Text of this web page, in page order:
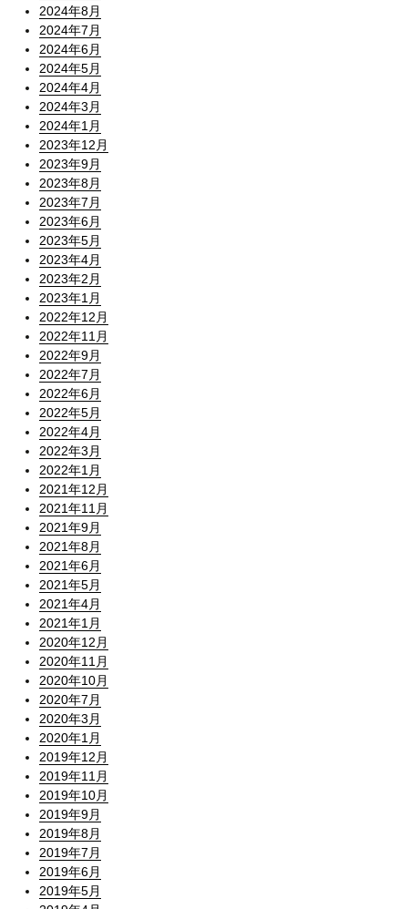
2024年8月
2024年7月
2024年6月
2024年5月
2024年4月
2024年3月
2024年1月
2023年12月
2023年9月
2023年8月
2023年7月
2023年6月
2023年5月
2023年4月
2023年2月
2023年1月
2022年12月
2022年11月
2022年9月
2022年7月
2022年6月
2022年5月
2022年4月
2022年3月
2022年1月
2021年12月
2021年11月
2021年9月
2021年8月
2021年6月
2021年5月
2021年4月
2021年1月
2020年12月
2020年11月
2020年10月
2020年7月
2020年3月
2020年1月
2019年12月
2019年11月
2019年10月
2019年9月
2019年8月
2019年7月
2019年6月
2019年5月